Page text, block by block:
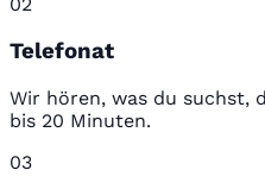
Telefonat
Wir hören, was du suchst,
bis 20 Minuten.
03